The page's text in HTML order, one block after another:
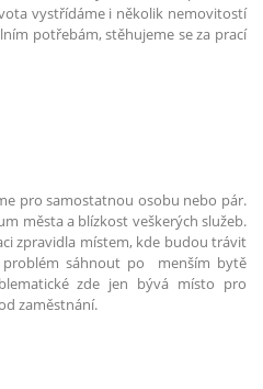
vystřídáme i několik nemovitostí
potřebám, stěhujeme se za prací
pro samostatnou osobu nebo pár.
města a blízkost veškerých služeb.
zpravidla místem, kde budou trávit
sáhnout po menším bytě
zde jen bývá místo pro
zaměstnání.